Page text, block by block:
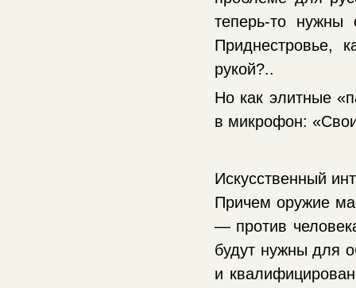
теперь-то
Приднестровье,
рукой?..
Но как элитные
в микрофон:
Искусственный
Причем оружие
— против
будут нужны для
и